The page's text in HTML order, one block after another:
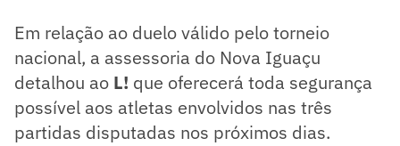
Em relação ao duelo válido pelo torneio
nacional, a assessoria do Nova Iguaçu
detalhou ao L! que oferecerá toda segurança
possível aos atletas envolvidos nas três
partidas disputadas nos próximos dias.